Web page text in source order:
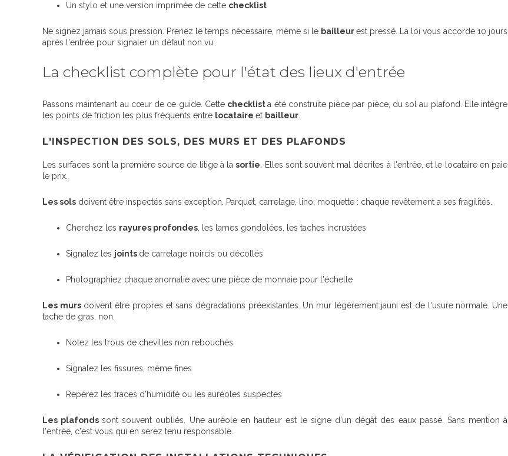
Un stylo et une version imprimée de cette checklist
Ne signez jamais sous pression. Prenez le temps nécessaire, même si le bailleurest pressé. La loi vous accorde 10 jours
après l'entrée pour signaler un défaut non vu.
La checklist complète pour l'état des lieux d'entrée
Passons maintenant au cœur de ce guide. Cette checklista été construite pièce par pièce, du sol au plafond. Elle intègre
les points de friction les plus fréquents entre locataire et bailleur
L'INSPECTION DES SOLS, DES MURS ET DES PLAFONDS
Les surfaces sont la première source de litige à lasortie . Elles sont souvent mal décrites à l'entrée, et le locataire en paie
le prix.
Les sols doivent être inspectés sans exception. Parquet, carrelage, lino, moquette : chaque revêtement a ses fragilités.
Cherchez les rayures profondes , les lames gondolées, les taches incrustées
Signalez les joints de carrelage noircis ou décollés
Photographiez chaque anomalie avec une pièce de monnaie pour l'échelle
Les mursdoivent être propres et sans dégradations préexistantes. Un mur légèrement jauni est de l'usure normale. Une
tache de gras, non.
Notez les trous de chevilles non rebouchés
Signalez les fissures, même fines
Repérez les traces d'humidité ou les auréoles suspectes
Les plafondssont souvent oubliés. Une auréole en hauteur est le signe d'un dégât des eaux passé. Sans mention à
l'entrée, c'est vous qui en serez tenu responsable.